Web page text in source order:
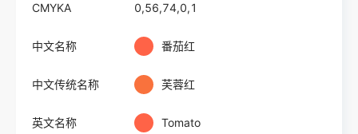
CMYKA 0,56,74,0,1
中文名称 番茄红
中文传统名称 芙蓉红
英文名称 Tomato